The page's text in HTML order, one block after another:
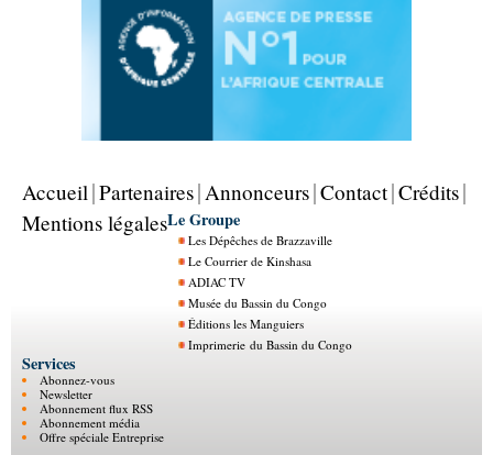
Accueil Partenaires Annonceurs Contact Crédits
Mentions légalesLe Groupe
Les Dépêches de Brazzaville
Le Courrier de Kinshasa
ADIAC TV
Musée du Bassin du Congo
Éditions les Manguiers
Imprimerie du Bassin du Congo
Services
Abonnez-vous
Newsletter
Abonnement flux RSS
Abonnement média
Offre spéciale Entreprise